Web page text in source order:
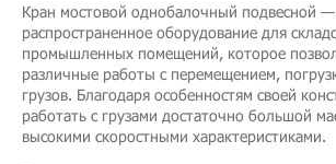
Кран мостовой однобалочный подвесной —
распространенное оборудование для
промышленных помещений, которое
различные работы с перемещением,
грузов. Благодаря особенностям своей
работать с грузами достаточно большой
высокими скоростными характеристиками.